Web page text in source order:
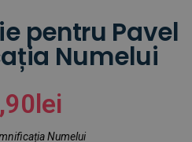
pentru Pavel
Numelui
lei
Numelui